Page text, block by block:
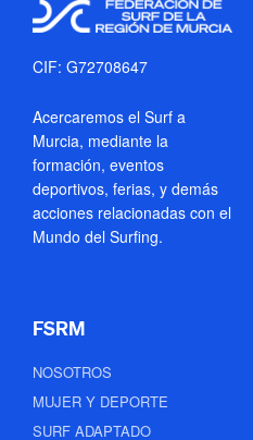
CIF: G72708647
Acercaremos el Surf a
Murcia, mediante la
formación, eventos
deportivos, ferias, y demás
acciones relacionadas con el
Mundo del Surfing.
FSRM
NOSOTROS
MUJER Y DEPORTE
SURF ADAPTADO